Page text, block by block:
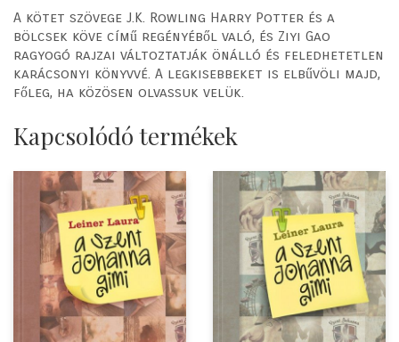
A kötet szövege J.K. Rowling Harry Potter és a
bölcsek köve című regényéből való, és Ziyi Gao
ragyogó rajzai változtatják önálló és feledhetetlen
karácsonyi könyvvé. A legkisebbeket is elbűvöli majd,
főleg, ha közösen olvassuk velük.
Kapcsolódó termékek